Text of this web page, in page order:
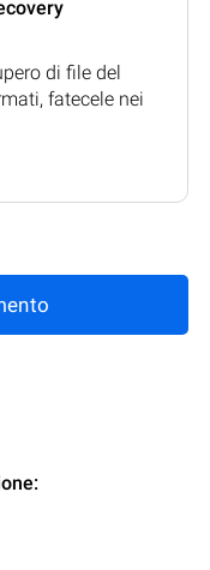
di file del
fatecele nei
: